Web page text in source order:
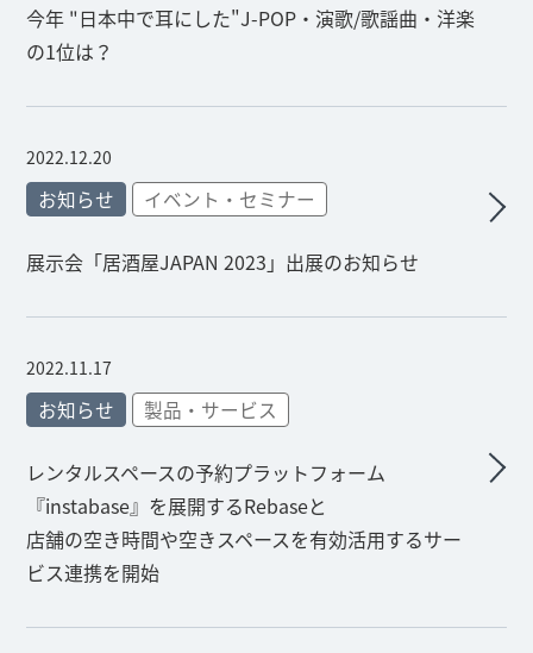
今年 "日本中で耳にした"J-POP・演歌/歌謡曲・洋楽
の1位は？
2022.12.20
お知らせ イベント・セミナー
展示会「居酒屋JAPAN 2023」出展のお知らせ
2022.11.17
お知らせ 製品・サービス
レンタルスペースの予約プラットフォーム
『instabase』を展開するRebaseと
店舗の空き時間や空きスペースを有効活用するサー
ビス連携を開始